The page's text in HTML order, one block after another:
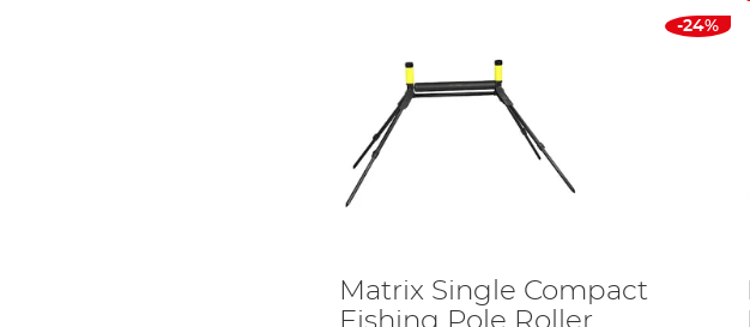
-24%
Matrix Single Compact
Fishing Pole Roller